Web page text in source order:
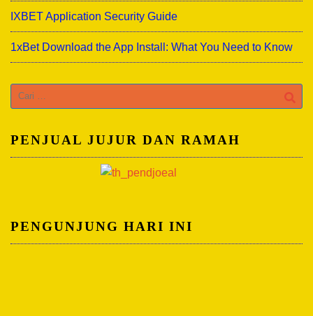
IXBET Application Security Guide
1xBet Download the App Install: What You Need to Know
Cari
untuk:
PENJUAL JUJUR DAN RAMAH
PENGUNJUNG HARI INI